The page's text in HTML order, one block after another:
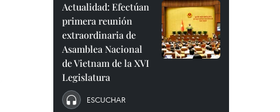
Actualidad: Efectúan
primera reunión
extraordinaria de
Asamblea Nacional
de Vietnam de la XVI
Legislatura
ESCUCHAR